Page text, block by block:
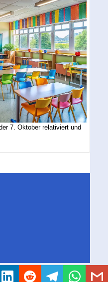
7. Oktober relativiert und